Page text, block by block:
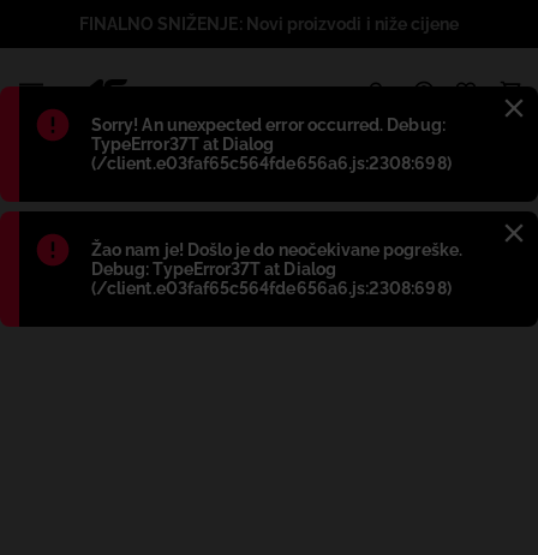
Błąd:
Sorry! An unexpected error occurred. Debug:
TypeError37T at Dialog
(/client.e03faf65c564fde656a6.js:2308:698)
Błąd:
Žao nam je! Došlo je do neočekivane pogreške.
Debug: TypeError37T at Dialog
(/client.e03faf65c564fde656a6.js:2308:698)
FINALNO SNIŽENJE: Novi proizvodi i niže cijene